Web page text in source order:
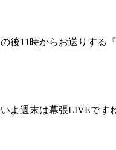
後11時からお送りす
よ週末は幕張LIVEで